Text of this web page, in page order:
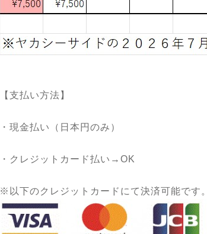
【支払い方法】
・現金払い（日本円のみ）
・クレジットカード払い→OK
※以下のクレジットカードにて決済可能です。